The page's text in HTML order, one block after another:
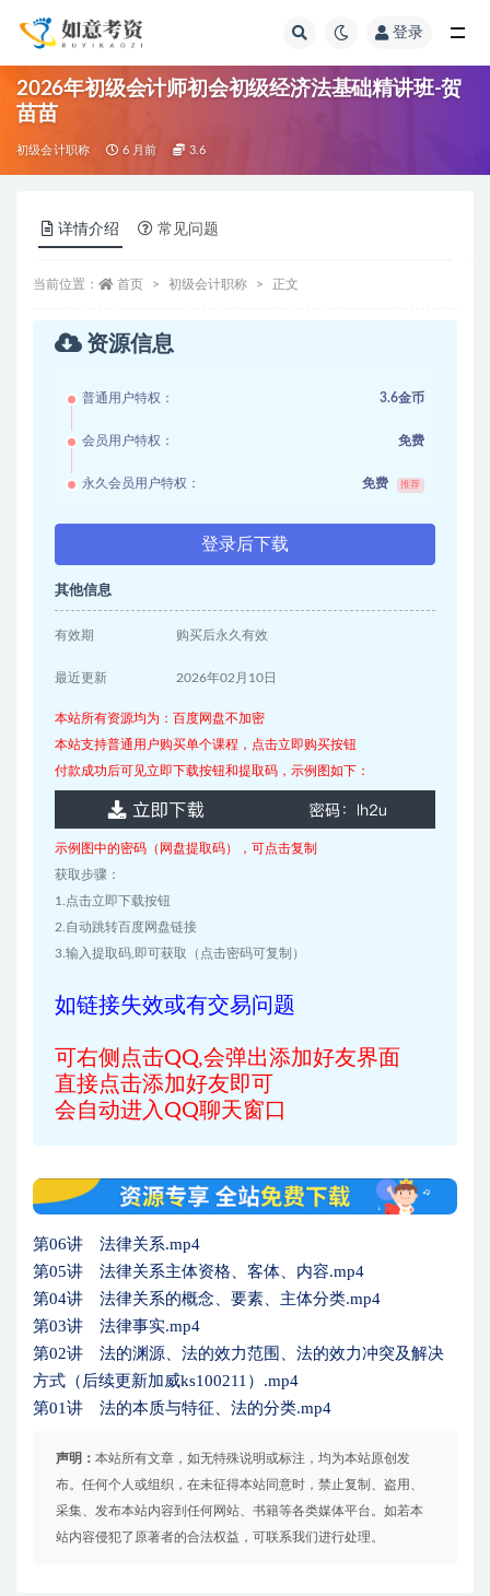
登录
2026年初级会计师初会初级经济法基础精讲班-贺
苗苗
初级会计职称 6 月前 3.6
详情介绍 常见问题
当前位置： 首页 初级会计职称 正文
资源信息
普通用户特权： 3.6金币
会员用户特权： 免费
永久会员用户特权： 免费 推荐
登录后下载
其他信息
有效期 购买后永久有效
最近更新 2026年02月10日
本站所有资源均为：百度网盘不加密
本站支持普通用户购买单个课程，点击立即购买按钮
付款成功后可见立即下载按钮和提取码，示例图如下：
示例图中的密码（网盘提取码），可点击复制
获取步骤：
1.点击立即下载按钮
2.自动跳转百度网盘链接
3.输入提取码,即可获取（点击密码可复制）
如链接失效或有交易问题
可右侧点击QQ,会弹出添加好友界面
直接点击添加好友即可
会自动进入QQ聊天窗口
第06讲 法律关系.mp4
第05讲 法律关系主体资格、客体、内容.mp4
第04讲 法律关系的概念、要素、主体分类.mp4
第03讲 法律事实.mp4
第02讲 法的渊源、法的效力范围、法的效力冲突及解决
方式（后续更新加威ks100211）.mp4
第01讲 法的本质与特征、法的分类.mp4
声明： 本站所有文章，如无特殊说明或标注，均为本站原创发
布。任何个人或组织，在未征得本站同意时，禁止复制、盗用、
采集、发布本站内容到任何网站、书籍等各类媒体平台。如若本
站内容侵犯了原著者的合法权益，可联系我们进行处理。